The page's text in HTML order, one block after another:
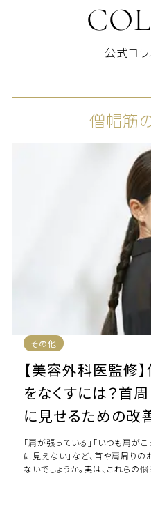
公式コ
僧帽筋
その他
【美容外科医監修
をなくすには？首
に見せるための改
「肩が張っている」「いつも肩が
に見えない」など、首や肩周り
ないでしょうか。実は、これら